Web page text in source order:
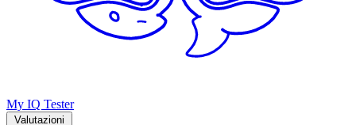
My IQ Tester
Valutazioni